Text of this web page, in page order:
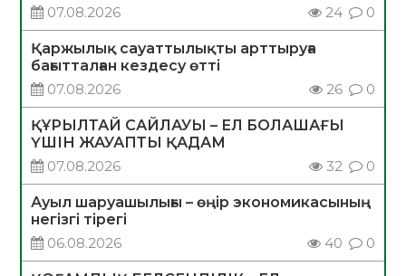
07.08.2026
24 0
Қаржылық сауаттылықты арттыруға
бағытталған кездесу өтті
07.08.2026
26 0
ҚҰРЫЛТАЙ САЙЛАУЫ – ЕЛ БОЛАШАҒЫ
ҮШІН ЖАУАПТЫ ҚАДАМ
07.08.2026
32 0
Ауыл шаруашылығы – өңір экономикасының
негізгі тірегі
06.08.2026
40 0